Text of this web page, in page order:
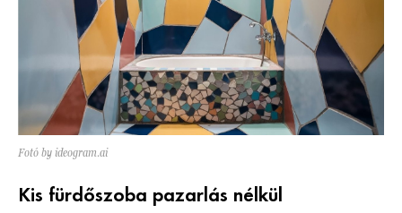
Fotó by ideogram.ai
Kis fürdőszoba pazarlás nélkül